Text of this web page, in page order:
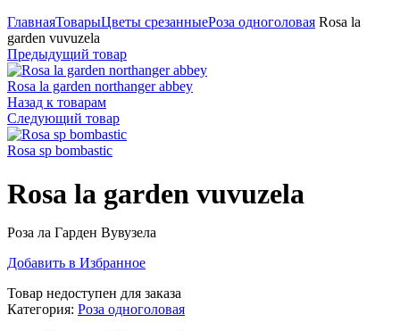
ГлавнаяТоварыЦветы срезанныеРоза одноголовая Rosa la
garden vuvuzela
Предыдущий товар
Rosa la garden northanger abbey
Назад к товарам
Следующий товар
Rosa sp bombastic
Rosa la garden vuvuzela
Роза ла Гарден Вувузела
Добавить в Избранное
Товар недоступен для заказа
Категория: Роза одноголовая